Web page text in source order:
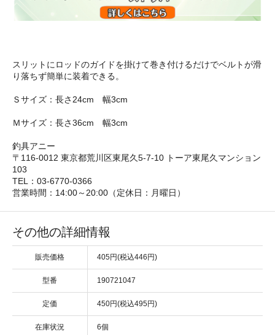
スリットにロッドのガイドを掛けて巻き付けるだけでベルトが滑
り落ちず簡単に装着できる。
Ｓサイズ：長さ24cm 幅3cm
Ｍサイズ：長さ36cm 幅3cm
釣具アニー
〒116-0012 東京都荒川区東尾久5-7-10 トーア東尾久マンション
103
TEL：03-6770-0366
営業時間：14:00～20:00（定休日：月曜日）
その他の詳細情報
販売価格 405円(税込446円)
型番 190721047
定価 450円(税込495円)
在庫状況 6個